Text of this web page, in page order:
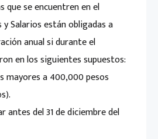
que se encuentren en el
y Salarios están obligadas a
anual si durante el
en los siguientes supuestos:
mayores a 400,000 pesos
antes del 31 de diciembre del